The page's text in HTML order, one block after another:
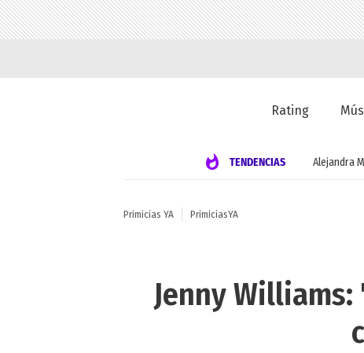
Rating
TENDENCIAS Alejandra
Primicias YA PrimiciasYA
Jenny